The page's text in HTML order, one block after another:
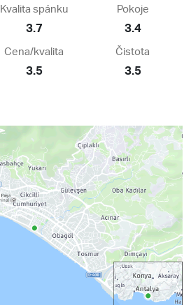
Kvalita spánku
3.7
Pokoje
3.4
Cena/kvalita
3.5
Čistota
3.5